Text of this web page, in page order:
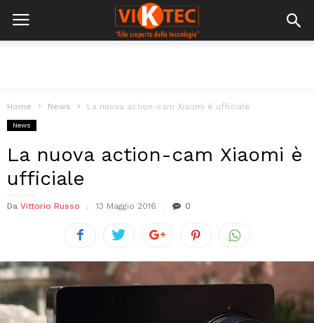
Home News La nuova action-cam Xiaomi è ufficiale
News
La nuova action-cam Xiaomi è
ufficiale
Da Vittorio Russo 13 Maggio 2016 0